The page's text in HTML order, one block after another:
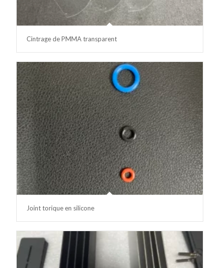
Cintrage de PMMA transparent
Joint torique en silicone